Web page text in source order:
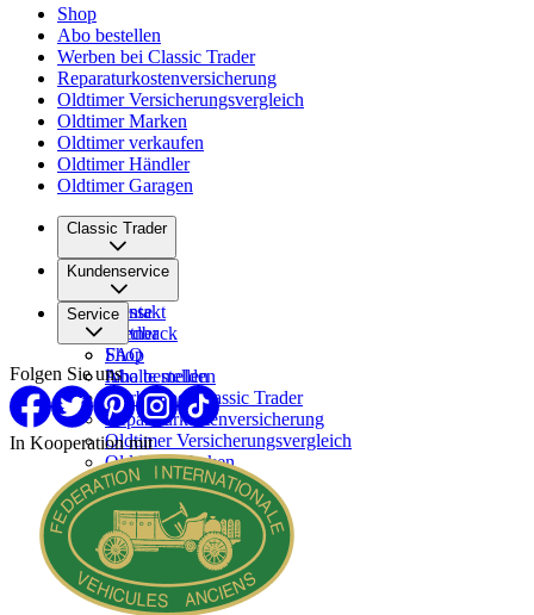
Shop
Abo bestellen
Werben bei Classic Trader
Reparaturkostenversicherung
Oldtimer Versicherungsvergleich
Oldtimer Marken
Oldtimer verkaufen
Oldtimer Händler
Oldtimer Garagen
Classic Trader
Über uns
Karriere
Presse
Partner
Kundenservice
Kontakt
Feedback
FAQ
Inhalte melden
Service
Shop
Abo bestellen
Werben bei Classic Trader
Reparaturkostenversicherung
Oldtimer Versicherungsvergleich
Oldtimer Marken
Oldtimer verkaufen
Oldtimer Händler
Oldtimer Garagen
Folgen Sie uns
In Kooperation mit